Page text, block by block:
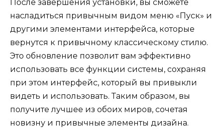
После завершения установки, вы сможете
насладиться привычным видом меню «Пуск» и
другими элементами интерфейса, которые
вернутся к привычному классическому стилю.
Это обновление позволит вам эффективно
использовать все функции системы, сохраняя
при этом интерфейс, который вы привыкли
видеть и использовать. Таким образом, вы
получите лучшее из обоих миров, сочетая
новизну и привычные элементы дизайна.